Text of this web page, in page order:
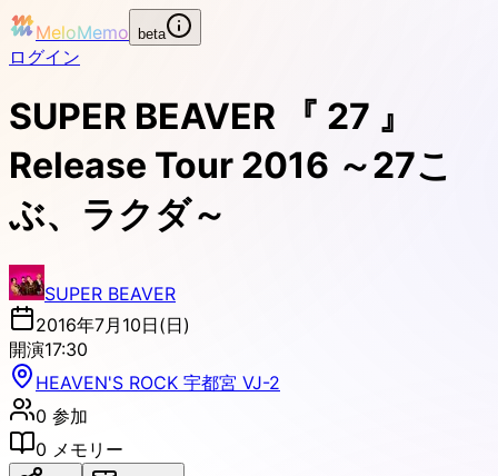
MeloMemo beta
ログイン
SUPER BEAVER 『 27 』
Release Tour 2016 ～27こ
ぶ、ラクダ～
SUPER BEAVER
2016年7月10日(日)
開演17:30
HEAVEN'S ROCK 宇都宮 VJ-2
0 参加
0 メモリー